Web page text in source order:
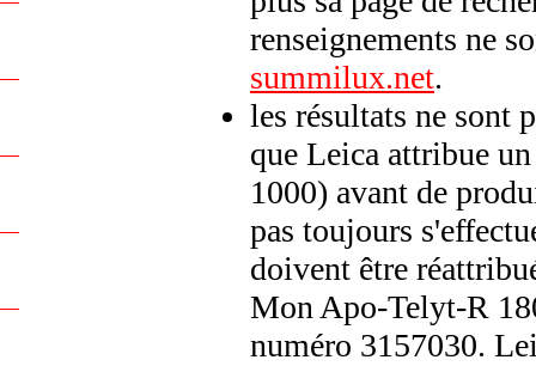
renseignements ne
summilux.net.
les résultats ne sont
que Leica attribue
1000) avant de
pas toujours
doivent être
Mon Apo-Telyt-R
numéro 3157030.